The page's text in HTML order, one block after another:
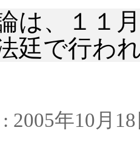
は、１１
廷で行わ
: 2005年10月 18